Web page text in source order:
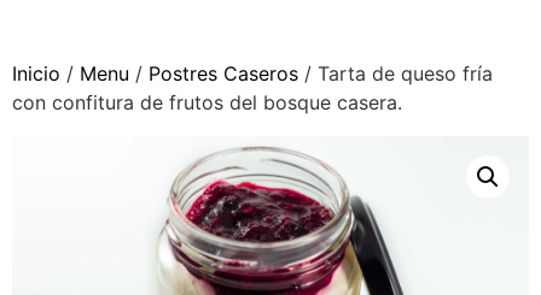
Inicio / Menu / Postres Caseros / Tarta de queso fría
con confitura de frutos del bosque casera.